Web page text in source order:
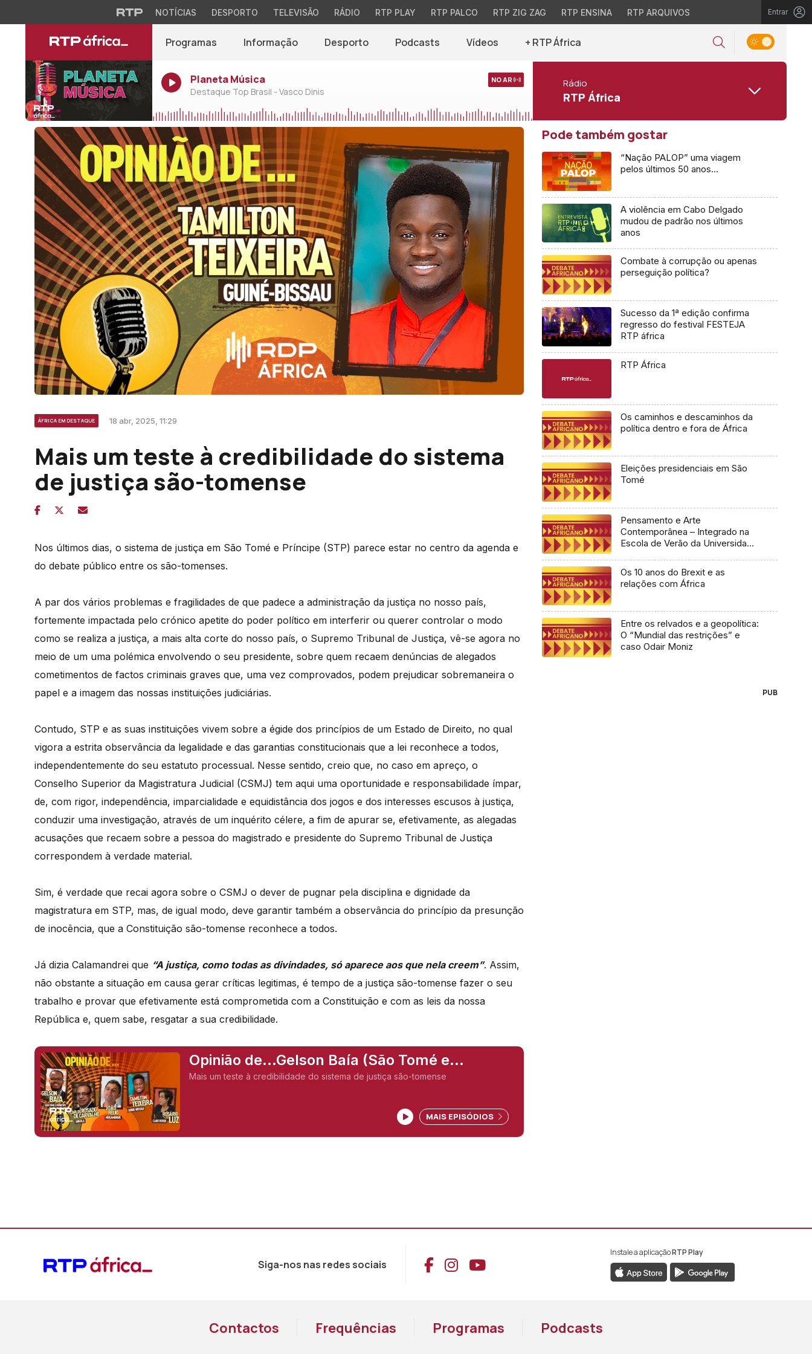
NOTÍCIAS DESPORTO TELEVISÃO RÁDIO RTP PLAY RTP PALCO RTP ZIG ZAG RTP ENSINA RTP ARQUIVOS Entrar
Programas Informação Desporto Podcasts Vídeos + RTP África
Planeta Música
Destaque Top Brasil - Vasco Dinis
NO AR Rádio
RTP África
ÁFRICA EM DESTAQUE 18 abr, 2025, 11:29
Mais um teste à credibilidade do sistema
de justiça são-tomense
Nos últimos dias, o sistema de justiça em São Tomé e Príncipe (STP) parece estar no centro da agenda e
do debate público entre os são-tomenses.
A par dos vários problemas e fragilidades de que padece a administração da justiça no nosso país,
fortemente impactada pelo crónico apetite do poder político em interferir ou querer controlar o modo
como se realiza a justiça, a mais alta corte do nosso país, o Supremo Tribunal de Justiça, vê-se agora no
meio de um uma polémica envolvendo o seu presidente, sobre quem recaem denúncias de alegados
cometimentos de factos criminais graves que, uma vez comprovados, podem prejudicar sobremaneira o
papel e a imagem das nossas instituições judiciárias.
Contudo, STP e as suas instituições vivem sobre a égide dos princípios de um Estado de Direito, no qual
vigora a estrita observância da legalidade e das garantias constitucionais que a lei reconhece a todos,
independentemente do seu estatuto processual. Nesse sentido, creio que, no caso em apreço, o
Conselho Superior da Magistratura Judicial (CSMJ) tem aqui uma oportunidade e responsabilidade ímpar,
de, com rigor, independência, imparcialidade e equidistância dos jogos e dos interesses escusos à justiça,
conduzir uma investigação, através de um inquérito célere, a fim de apurar se, efetivamente, as alegadas
acusações que recaem sobre a pessoa do magistrado e presidente do Supremo Tribunal de Justiça
correspondem à verdade material.
Sim, é verdade que recai agora sobre o CSMJ o dever de pugnar pela disciplina e dignidade da
magistratura em STP, mas, de igual modo, deve garantir também a observância do princípio da presunção
de inocência, que a Constituição são-tomense reconhece a todos.
Já dizia Calamandrei que “A justiça, como todas as divindades, só aparece aos que nela creem”. Assim,
não obstante a situação em causa gerar críticas legitimas, é tempo de a justiça são-tomense fazer o seu
trabalho e provar que efetivamente está comprometida com a Constituição e com as leis da nossa
República e, quem sabe, resgatar a sua credibilidade.
Opinião de...Gelson Baía (São Tomé e
Príncipe),
Mais um teste à credibilidade do sistema de justiça são-tomense
MAIS EPISÓDIOS
Pode também gostar
“Nação PALOP” uma viagem
pelos últimos 50 anos…
A violência em Cabo Delgado
mudou de padrão nos últimos
anos
Combate à corrupção ou apenas
perseguição política?
Sucesso da 1ª edição confirma
regresso do festival FESTEJA
RTP áfrica
RTP África
Os caminhos e descaminhos da
política dentro e fora de África
Eleições presidenciais em São
Tomé
Pensamento e Arte
Contemporânea – Integrado na
Escola de Verão da Universidade
Os 10 anos do Brexit e as
relações com África
Entre os relvados e a geopolítica:
O “Mundial das restrições” e
caso Odair Moniz
PUB
Siga-nos nas redes sociais Aceder ao Facebook da RTP África
Aceder ao Instagram da RTP África
Aceder ao YouTube da RTP África
Instale a aplicaçãoRTP Play
Contactos Frequências Programas Podcasts